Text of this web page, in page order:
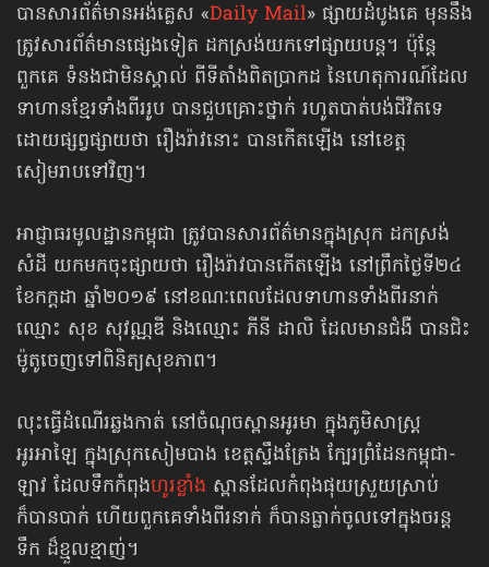
បានសារព័ត៌មានអង់គ្លេស «Daily Mail» ផ្សាយដំបូងគេ មុននឹង
ត្រូវសារព័ត៌មានផ្សេងទៀត ដកស្រង់យកទៅផ្សាយបន្ត។ ប៉ុន្តែ
ពួកគេ ទំនងជាមិនស្គាល់ ពីទីតាំងពិតប្រាកដ នៃហេតុការណ៍ដែល
ទាហានខ្មែរទាំងពីររូប បានជួបគ្រោះថ្នាក់ រហូតបាត់បង់ជីវិតទេ
ដោយផ្សព្វផ្សាយថា រឿងរ៉ាវនោះ បានកើតឡើង នៅខេត្ត
សៀមរាបទៅវិញ។
អាជ្ញាធរមូលដ្ឋានកម្ពុជា ត្រូវបានសារព័ត៌មានក្នុងស្រុក ដកស្រង់
សំដី យកមកចុះផ្សាយថា រឿងរ៉ាវបានកើតឡើង នៅព្រឹកថ្ងៃទី២៤
ខែកក្តដា ឆ្នាំ២០១៩ នៅខណៈពេលដែលទាហានទាំងពីរនាក់
ឈ្មោះ សុខ សុវណ្ណឌី និងឈ្មោះ ភីនី ដាលិ ដែលមានជំងឺ បានជិះ
ម៉ូតូចេញទៅពិនិត្យសុខភាព។
លុះធ្វើដំណើរឆ្លងកាត់ នៅចំណុចស្ពានអូរមា ក្នុងភូមិសាស្ត្រ
អូរអាឡៃ ក្នុងស្រុកសៀមបាង ខេត្តស្ទឹងត្រែង ក្បែរព្រំដែនកម្ពុជា-
ឡាវ ដែលទឹកកំពុងហូរខ្លាំង ស្ពានដែលកំពុងផុយស្រួយស្រាប់
ក៏បានបាក់ ហើយពួកគេទាំងពីរនាក់ ក៏បានធ្លាក់ចូលទៅក្នុងចរន្ដ
ទឹក ដ៏ខ្មួលខ្មាញ់។